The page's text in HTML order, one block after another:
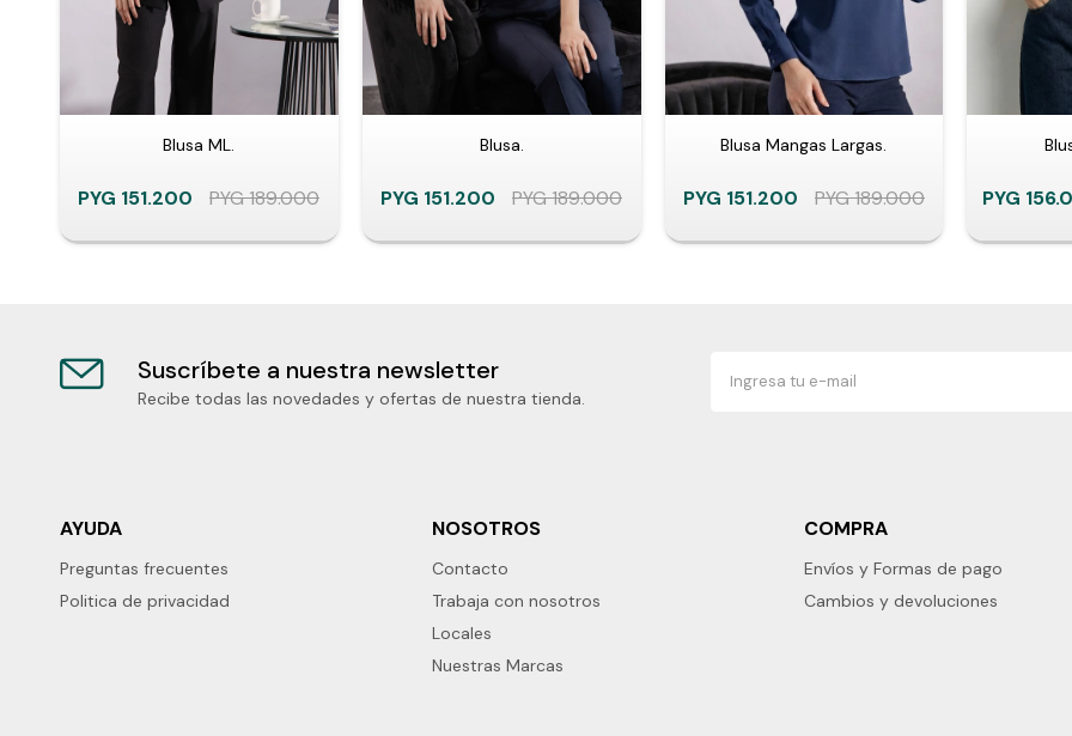
Blusa ML.
PYG 151.200 PYG189.000
Blusa.
PYG 151.200 PYG189.000
Blusa Mangas Largas.
PYG 151.200 PYG189.000 PYG
Suscríbete a nuestra newsletter
Recibe todas las novedades y ofertas de nuestra tienda.
AYUDA
Preguntas frecuentes
Politica de privacidad
NOSOTROS
Contacto
Trabaja con nosotros
Locales
Nuestras Marcas
COMPRA
Envíos y Formas de pago
Cambios y devoluciones